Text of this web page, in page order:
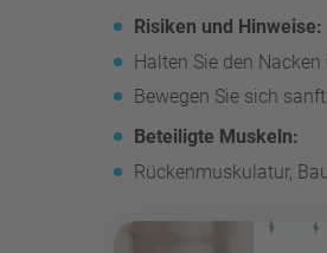
Risiken und Hinweise:
Halten Sie den Nacken
Bewegen Sie sich
Beteiligte Muskeln:
Rückenmuskulatur,